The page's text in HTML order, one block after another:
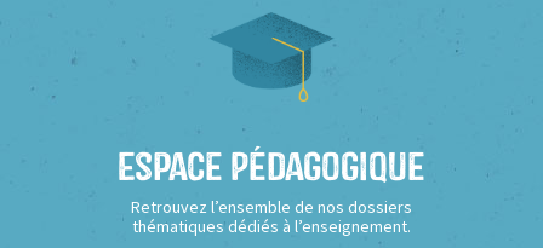
Espace Pédagogique
Retrouvez l’ensemble de nos dossiers
thématiques dédiés à l’enseignement.